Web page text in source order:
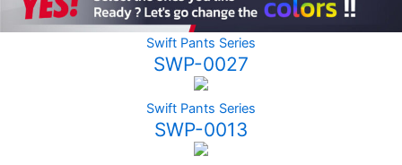
Swift Pants Series
SWP-0027
Swift Pants Series
SWP-0013